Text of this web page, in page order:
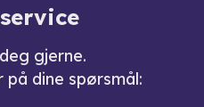
gjerne.
på dine spørsmål: